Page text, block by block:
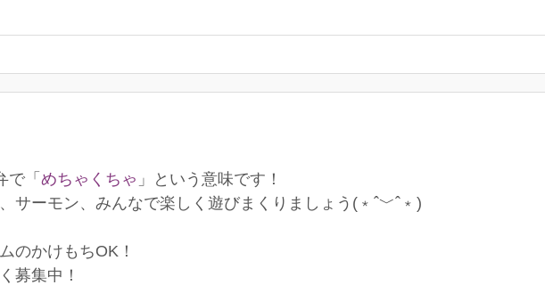
で「 めちゃくちゃ 」という意味です！
サーモン、みんなで楽しく遊びまくりましょう(﹡ˆ﹀ˆ﹡)
のかけもちOK！
募集中！